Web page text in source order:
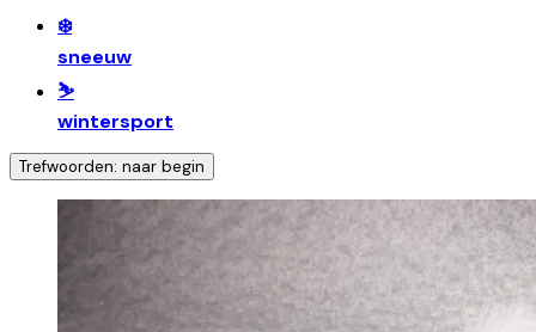
❄️
sneeuw
⛷️
wintersport
Trefwoorden: naar begin